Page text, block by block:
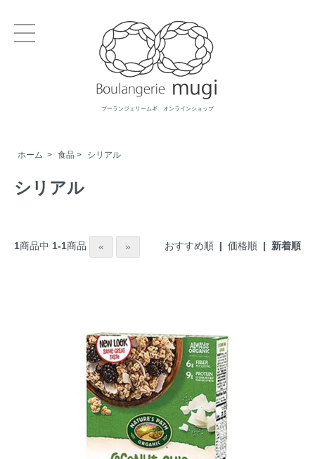
ブーランジェリームギ オンラインショップ
ホーム > 食品 > シリアル
シリアル
1商品中 1-1商品 « » おすすめ順 | 価格順 | 新着順